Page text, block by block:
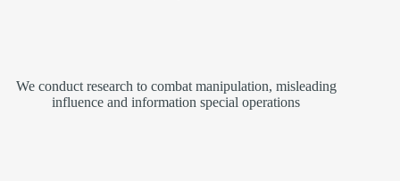
We conduct research to combat manipulation, misleading
influence and information special operations